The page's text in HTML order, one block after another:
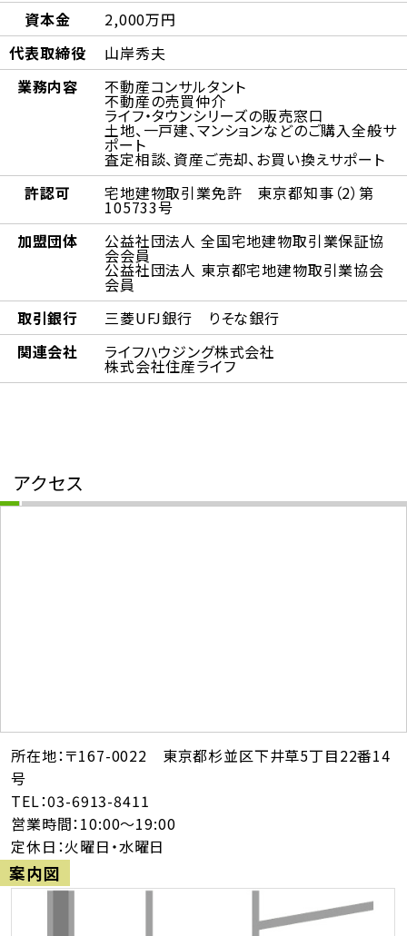
資本金
2,000万円
代表取締役
山岸秀夫
業務内容
不動産コンサルタント
不動産の売買仲介
ライフ・タウンシリーズの販売窓口
土地、一戸建、マンションなどのご購入全般サ
ポート
査定相談、資産ご売却、お買い換えサポート
許認可
宅地建物取引業免許 東京都知事（2）第
105733号
加盟団体
公益社団法人 全国宅地建物取引業保証協
会会員
公益社団法人 東京都宅地建物取引業協会
会員
取引銀行
三菱UFJ銀行 りそな銀行
関連会社
ライフハウジング株式会社
株式会社住産ライフ
アクセス
所在地：〒167-0022 東京都杉並区下井草5丁目22番14
号
TEL：03-6913-8411
営業時間：10:00～19:00
定休日：火曜日・水曜日
案内図